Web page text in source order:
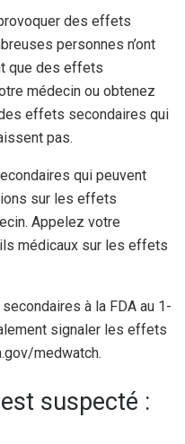
des effets
personnes n’ont
que des effets
médecin ou obtenez
effets secondaires qui
pas.
qui peuvent
sur les effets
Appelez votre
médicaux sur les effets
à la FDA au 1-
signaler les effets
medwatch.
suspecté :